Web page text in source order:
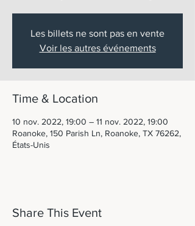
Les billets ne sont pas en vente
Voir les autres événements
Time & Location
10 nov. 2022, 19:00 – 11 nov. 2022, 19:00
Roanoke, 150 Parish Ln, Roanoke, TX 76262,
États-Unis
Share This Event